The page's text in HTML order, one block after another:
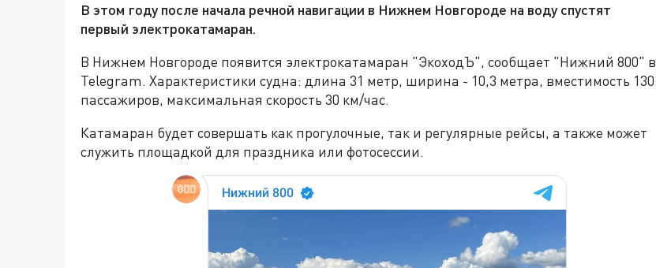
В этом году после начала речной навигации в Нижнем Новгороде на воду спустят
первый электрокатамаран.
В Нижнем Новгороде появится электрокатамаран "ЭкоходЪ", сообщает "Нижний 800" в
Telegram. Характеристики судна: длина 31 метр, ширина - 10,3 метра, вместимость 130
пассажиров, максимальная скорость 30 км/час.
Катамаран будет совершать как прогулочные, так и регулярные рейсы, а также может
служить площадкой для праздника или фотосессии.